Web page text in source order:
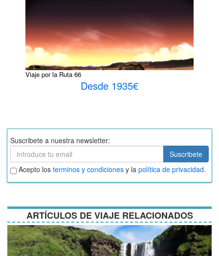
Viaje por la Ruta 66
Desde 1935€
Suscribete a nuestra newsletter:
Suscribete
Suscribete
Aceptar
términos
y
Acepto los terminos y condiciones y la política de privacidad.
ARTÍCULOS DE VIAJE RELACIONADOS